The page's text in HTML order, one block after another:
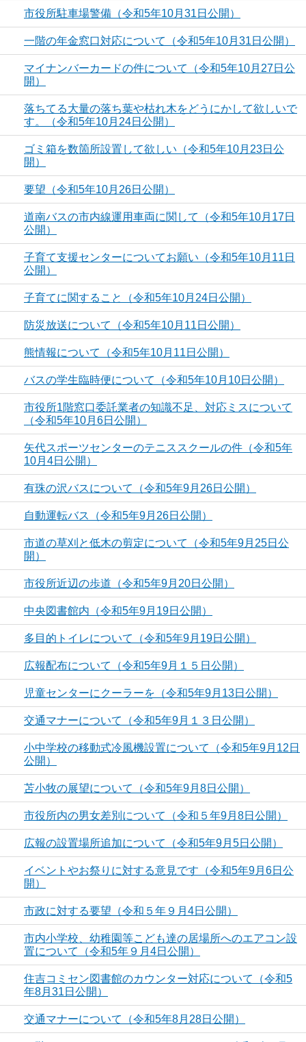
市役所駐車場警備（令和5年10月31日公開）
一階の年金窓口対応について（令和5年10月31日公開）
マイナンバーカードの件について（令和5年10月27日公
開）
落ちてる大量の落ち葉や枯れ木をどうにかして欲しいで
す。（令和5年10月24日公開）
ゴミ箱を数箇所設置して欲しい（令和5年10月23日公
開）
要望（令和5年10月26日公開）
道南バスの市内線運用車両に関して（令和5年10月17日
公開）
子育て支援センターについてお願い（令和5年10月11日
公開）
子育てに関すること（令和5年10月24日公開）
防災放送について（令和5年10月11日公開）
熊情報について（令和5年10月11日公開）
バスの学生臨時便について（令和5年10月10日公開）
市役所1階窓口委託業者の知識不足、対応ミスについて
（令和5年10月6日公開）
矢代スポーツセンターのテニススクールの件（令和5年
10月4日公開）
有珠の沢バスについて（令和5年9月26日公開）
自動運転バス（令和5年9月26日公開）
市道の草刈と低木の剪定について（令和5年9月25日公
開）
市役所近辺の歩道（令和5年9月20日公開）
中央図書館内（令和5年9月19日公開）
多目的トイレについて（令和5年9月19日公開）
広報配布について（令和5年9月１５日公開）
児童センターにクーラーを（令和5年9月13日公開）
交通マナーについて（令和5年9月１３日公開）
小中学校の移動式冷風機設置について（令和5年9月12日
公開）
苫小牧の展望について（令和5年9月8日公開）
市役所内の男女差別について（令和５年9月8日公開）
広報の設置場所追加について（令和5年9月5日公開）
イベントやお祭りに対する意見です（令和5年9月6日公
開）
市政に対する要望（令和５年９月4日公開）
市内小学校、幼稚園等こども達の居場所へのエアコン設
置について（令和5年９月4日公開）
住吉コミセン図書館のカウンター対応について（令和5
年8月31日公開）
交通マナーについて（令和5年8月28日公開）